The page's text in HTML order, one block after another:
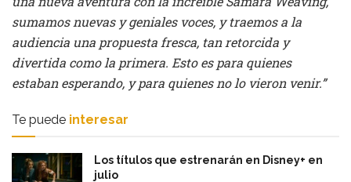
sumamos nuevas y geniales voces, y traemos a la
audiencia una propuesta fresca, tan retorcida y
divertida como la primera. Esto es para quienes
estaban esperando, y para quienes no lo vieron venir.”
Te puede interesar
Los títulos que estrenarán en Disney+ en
julio